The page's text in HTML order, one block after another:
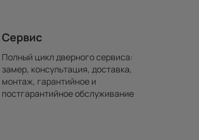
Сервис
Полный цикл дверного сервиса:
замер, консультация, доставка,
монтаж, гарантийное и
постгарантийное обслуживание